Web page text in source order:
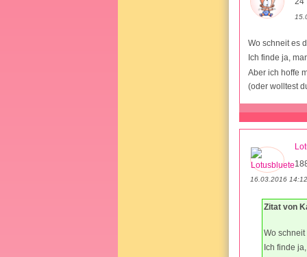
Wo schneit es
Ich finde ja,
Aber ich hoffe
(oder wolltest
16.03.2016 14:12
Zitat von
Wo
Ich finde